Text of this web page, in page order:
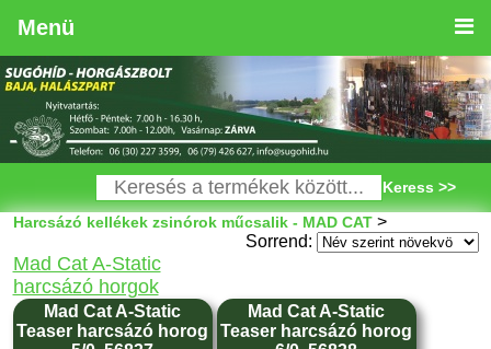
Menü
Keress >>
Harcsázó kellékek zsinórok műcsalik - MAD CAT>
Sorrend:
Mad Cat A-Static
harcsázó horgok
Mad Cat A-Static
Teaser harcsázó horog
Mad Cat A-Static
Teaser harcsázó horog